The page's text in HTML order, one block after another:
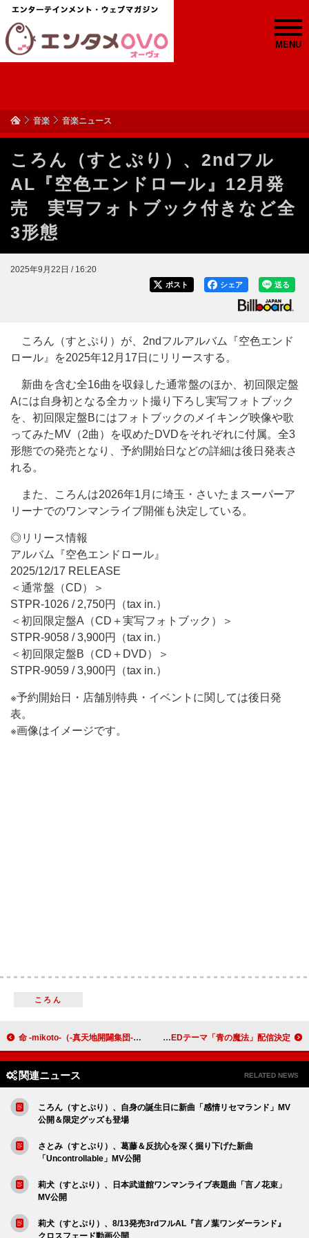
MENU
音楽 音楽ニュース
ころん（すとぷり）、2ndフル
AL『空色エンドロール』12月発
売 実写フォトブック付きなど全
3形態
2025年9月22日 / 16:20
送る
シェア
ポスト
ころん（すとぷり）が、2ndフルアルバム『空色エンド
ロール』を2025年12月17日にリリースする。
新曲を含む全16曲を収録した通常盤のほか、初回限定盤
Aには自身初となる全カット撮り下ろし実写フォトブック
を、初回限定盤Bにはフォトブックのメイキング映像や歌
ってみたMV（2曲）を収めたDVDをそれぞれに付属。全3
形態での発売となり、予約開始日などの詳細は後日発表さ
れる。
また、ころんは2026年1月に埼玉・さいたまスーパーア
リーナでのワンマンライブ開催も決定している。
◎リリース情報
アルバム『空色エンドロール』
2025/12/17 RELEASE
＜通常盤（CD）＞
STPR-1026 / 2,750円（tax in.）
＜初回限定盤A（CD＋実写フォトブック）＞
STPR-9058 / 3,900円（tax in.）
＜初回限定盤B（CD＋DVD）＞
STPR-9059 / 3,900円（tax in.）
※予約開始日・店舗別特典・イベントに関しては後日発
表。
※画像はイメージです。
ころん
命 -mikoto-（-真天地開闢集団-ジグザグ）×川島だりあ（FEEL SO BAD）、TVアニメ『地獄先生ぬ～べ～』令和＆平成OPテーマをコラボ歌唱 チョーキューメイ、TVアニメ『青のオーケストラ』第2期EDテーマ「青の魔法」配信決定
関連ニュース RELATED NEWS
ころん（すとぷり）、自身の誕生日に新曲「感情リセマランド」MV
公開＆限定グッズも登場
さとみ（すとぷり）、葛藤＆反抗心を深く掘り下げた新曲
「Uncontrollable」MV公開
莉犬（すとぷり）、日本武道館ワンマンライブ表題曲「言ノ花束」
MV公開
莉犬（すとぷり）、8/13発売3rdフルAL『言ノ葉ワンダーランド』
クロスフェード動画公開